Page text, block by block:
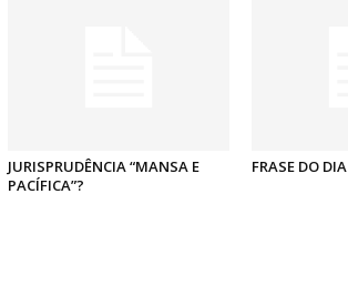
JURISPRUDÊNCIA “MANSA E
PACÍFICA”?
FRASE DO DIA